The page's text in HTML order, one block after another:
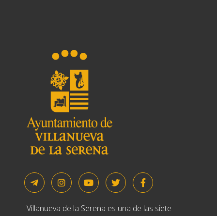
Villanueva de la Serena es una de las siete